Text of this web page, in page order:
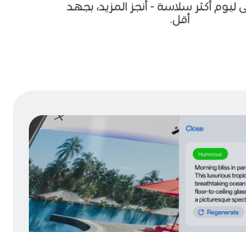
ليوم أكثر سلاسة - أنجز المزيد، بجهد
أقل.